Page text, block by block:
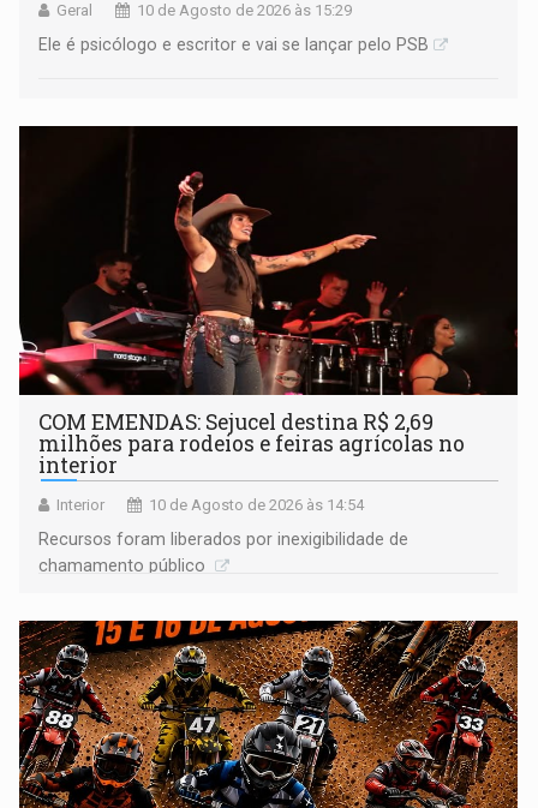
Geral 10 de Agosto de 2026 às 15:29
Ele é psicólogo e escritor e vai se lançar pelo PSB
COM EMENDAS: Sejucel destina R$ 2,69
milhões para rodeios e feiras agrícolas no
interior
Interior 10 de Agosto de 2026 às 14:54
Recursos foram liberados por inexigibilidade de
chamamento público